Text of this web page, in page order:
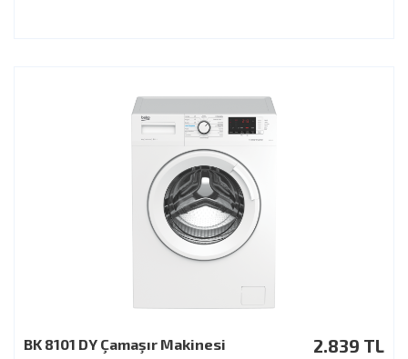
BK 8101 DY Çamaşır Makinesi 2.839 TL